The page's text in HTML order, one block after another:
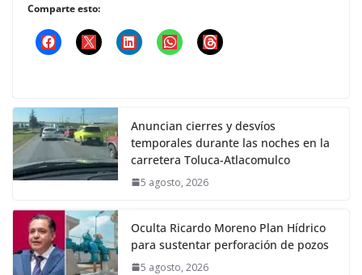
Comparte esto:
Anuncian cierres y desvíos
temporales durante las noches en la
carretera Toluca-Atlacomulco
5 agosto, 2026
Oculta Ricardo Moreno Plan Hídrico
para sustentar perforación de pozos
5 agosto, 2026